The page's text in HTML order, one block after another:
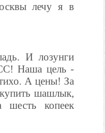
лечу я в
И лозунги
Наша цель -
А цены! За
шашлык,
копеек